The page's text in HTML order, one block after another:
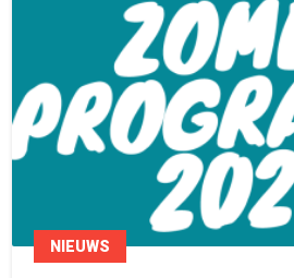
NIEUWS